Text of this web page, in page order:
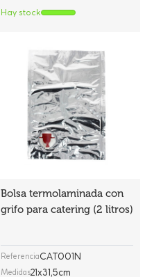
Hay stock
Bolsa termolaminada con
grifo para catering (2 litros)
ReferenciaCAT001N
Medidas21x31,5cm